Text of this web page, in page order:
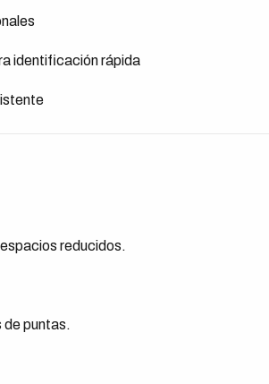
identificación rápida
reducidos.
de puntas.